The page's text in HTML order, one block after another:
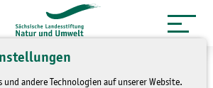
und andere Technologien auf unserer Website.